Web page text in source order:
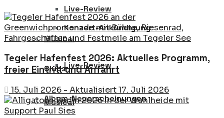
Konzert-Ankündigung
Live-Review
Musical
Live-Review
Musical
Clubs
Album-Neuerscheinungen
Tegeler Hafenfest 2026: Aktuelles Programm,
freier Eintritt und Anfahrt
15. Juli 2026 - Aktualisiert 17. Juli 2026